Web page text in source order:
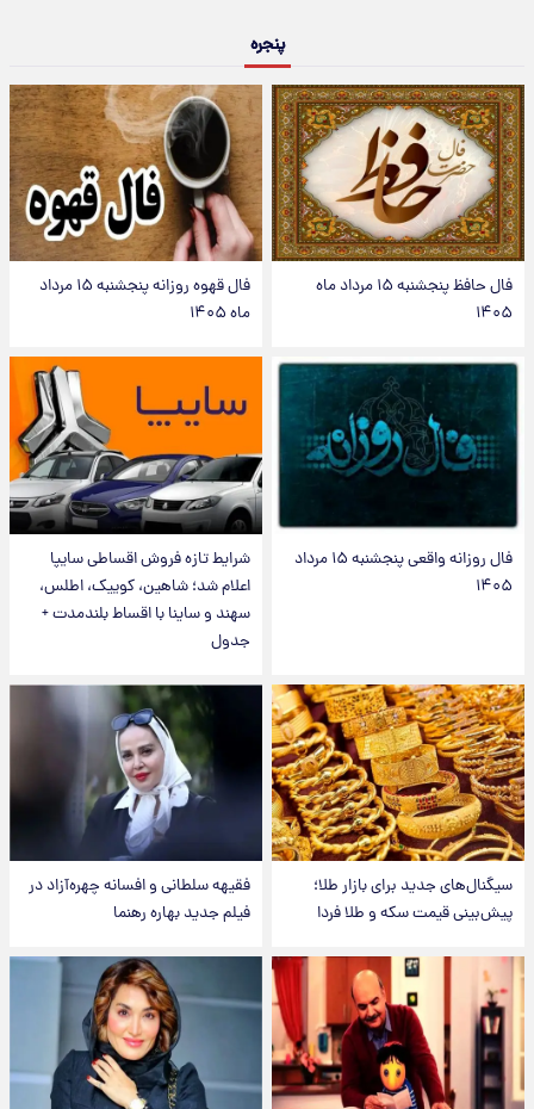
پنجره
فال حافظ پنجشنبه ۱۵ مرداد ماه
۱۴۰۵
فال قهوه روزانه پنجشنبه ۱۵ مرداد
ماه ۱۴۰۵
فال روزانه واقعی پنجشنبه ۱۵ مرداد
۱۴۰۵
شرایط تازه فروش اقساطی سایپا
اعلام شد؛ شاهین، کوییک، اطلس،
سهند و ساینا با اقساط بلندمدت +
جدول
سیگنال‌های جدید برای بازار طلا؛
پیش‌بینی قیمت سکه و طلا فردا
فقیهه سلطانی و افسانه چهره‌آزاد در
فیلم جدید بهاره رهنما